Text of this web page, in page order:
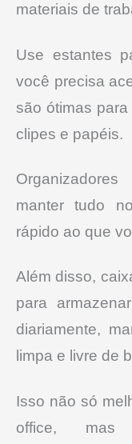
materiais de
Use estantes
você precisa
são ótimas
clipes e papéis.
manter tudo
rápido ao que
Além disso,
para
diariamente,
limpa e livre de
Isso não só
office, mas